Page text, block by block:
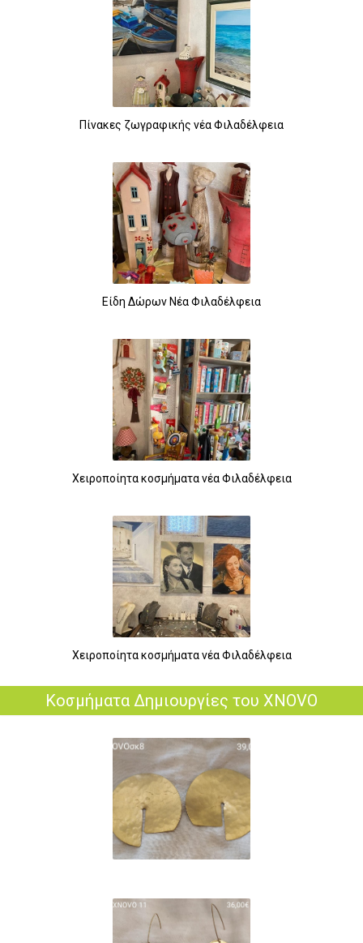
Πίνακες ζωγραφικής νέα Φιλαδέλφεια
Είδη Δώρων Νέα Φιλαδέλφεια
Χειροποίητα κοσμήματα νέα Φιλαδέλφεια
Χειροποίητα κοσμήματα νέα Φιλαδέλφεια
Κοσμήματα Δημιουργίες του XNOVO